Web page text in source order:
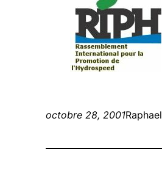
octobre 28, 2001Raphael